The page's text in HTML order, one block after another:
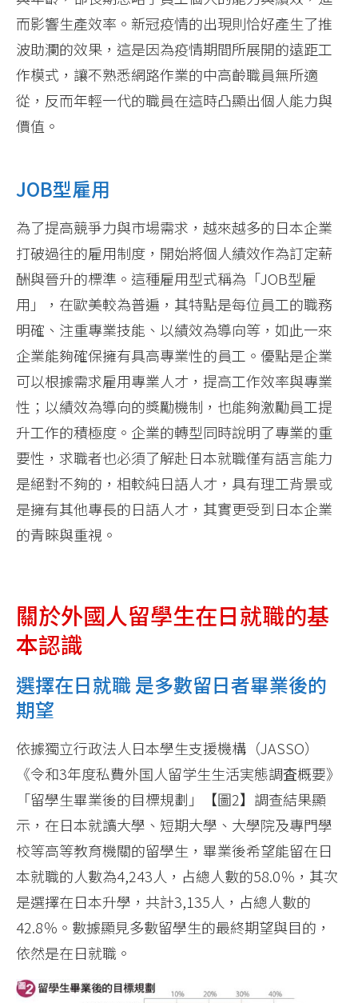
而影響生產效率。新冠疫情的出現則恰好產生了推
波助瀾的效果，這是因為疫情期間所展開的遠距工
作模式，讓不熟悉網路作業的中高齡職員無所適
從，反而年輕一代的職員在這時凸顯出個人能力與
價值。
JOB型雇用
為了提高競爭力與市場需求，越來越多的日本企業
打破過往的雇用制度，開始將個人績效作為訂定薪
酬與晉升的標準。這種雇用型式稱為「JOB型雇
用」，在歐美較為普遍，其特點是每位員工的職務
明確、注重專業技能、以績效為導向等，如此一來
企業能夠確保擁有具高專業性的員工。優點是企業
可以根據需求雇用專業人才，提高工作效率與專業
性；以績效為導向的獎勵機制，也能夠激勵員工提
升工作的積極度。企業的轉型同時說明了專業的重
要性，求職者也必須了解赴日本就職僅有語言能力
是絕對不夠的，相較純日語人才，具有理工背景或
是擁有其他專長的日語人才，其實更受到日本企業
的青睞與重視。
關於外國人留學生在日就職的基
本認識
選擇在日就職 是多數留日者畢業後的
期望
依據獨立行政法人日本學生支援機構（JASSO）
《令和3年度私費外国人留学生生活実態調査概要》
「留學生畢業後的目標規劃」【圖2】調查結果顯
示，在日本就讀大學、短期大學、大學院及專門學
校等高等教育機關的留學生，畢業後希望能留在日
本就職的人數為4,243人，占總人數的58.0％，其次
是選擇在日本升學，共計3,135人，占總人數的
42.8％。數據顯見多數留學生的最終期望與目的，
依然是在日就職。